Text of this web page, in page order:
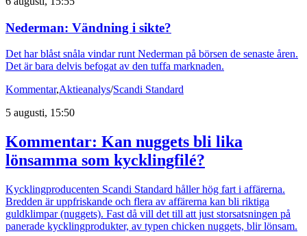
Nederman: Vändning i sikte?
Det har blåst snåla vindar runt Nederman på börsen de senaste åren.
Det är bara delvis befogat av den tuffa marknaden.
Kommentar,Aktieanalys/Scandi Standard
5 augusti, 15:50
Kommentar: Kan nuggets bli lika
lönsamma som kycklingfilé?
Kycklingproducenten Scandi Standard håller hög fart i affärerna.
Bredden är uppfriskande och flera av affärerna kan bli riktiga
guldklimpar (nuggets). Fast då vill det till att just storsatsningen på
panerade kycklingprodukter, av typen chicken nuggets, blir lönsam.